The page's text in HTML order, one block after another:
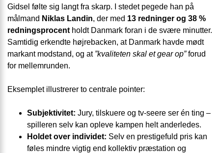
Gidsel følte sig langt fra skarp. I stedet pegede han på
målmand Niklas Landin, der med 13 redninger og 38 %
redningsprocent holdt Danmark foran i de svære minutter.
Samtidig erkendte højrebacken, at Danmark havde mødt
markant modstand, og at ”kvaliteten skal et gear op”forud
for mellemrunden.
Eksemplet illustrerer to centrale pointer:
Subjektivitet: Jury, tilskuere og tv-seere ser én ting –
spilleren selv kan opleve kampen helt anderledes.
Holdet over individet: Selv en prestigefuld pris kan
føles mindre vigtig end kollektiv præstation og